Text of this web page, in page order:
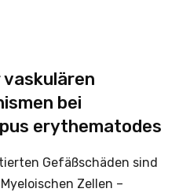
bei
erythematodes
Gefäßschäden sind
Zellen –